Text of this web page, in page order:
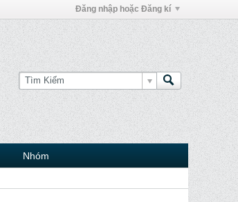
Đăng nhập hoặc Đăng kí
Nhóm